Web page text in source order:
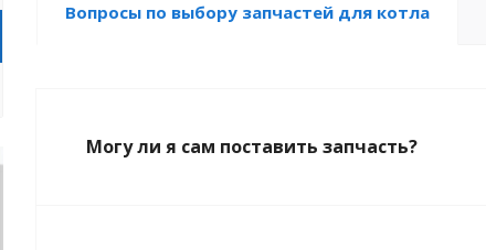
Вопросы по выбору запчастей для котла
Могу ли я сам поставить запчасть?